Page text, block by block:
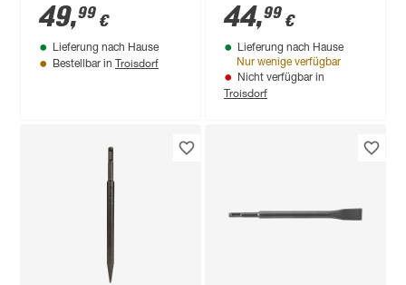
49,99 €
Lieferung nach Hause
Bestellbar in Troisdorf
44,99 €
Lieferung nach Hause
Nur wenige verfügbar
Nicht verfügbar in
Troisdorf